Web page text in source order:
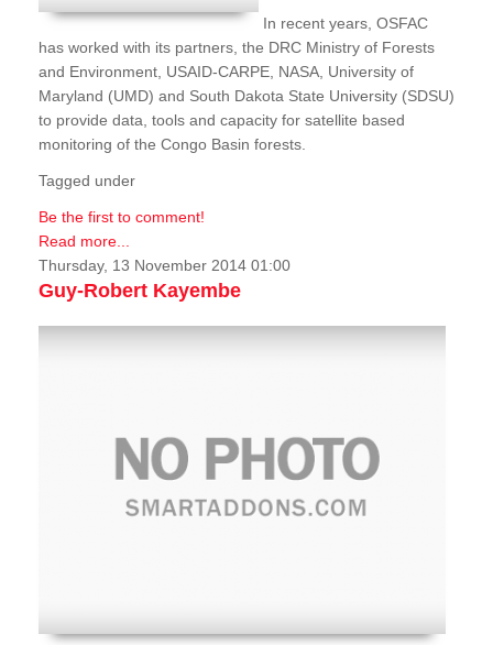
In recent years, OSFAC
has worked with its partners, the DRC Ministry of Forests
and Environment, USAID-CARPE, NASA, University of
Maryland (UMD) and South Dakota State University (SDSU)
to provide data, tools and capacity for satellite based
monitoring of the Congo Basin forests.
Tagged under
Be the first to comment!
Read more...
Thursday, 13 November 2014 01:00
Guy-Robert Kayembe